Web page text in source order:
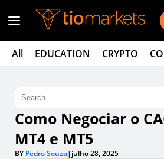
All EDUCATION CRYPTO
Como Negociar o
MT4 e MT5
BY Pedro Souza| julho 28, 2025